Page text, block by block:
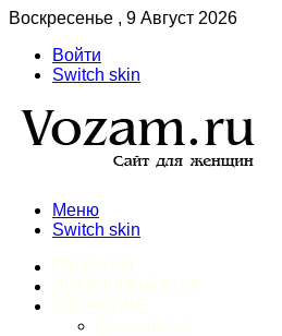
Воскресенье , 9 Август 2026
Войти
Switch skin
Меню
Switch skin